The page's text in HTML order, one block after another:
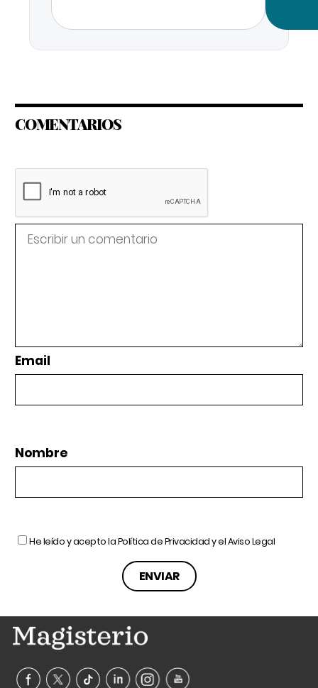
COMENTARIOS
Email
Nombre
He leído y acepto laPolítica de Privacidady elAviso Legal